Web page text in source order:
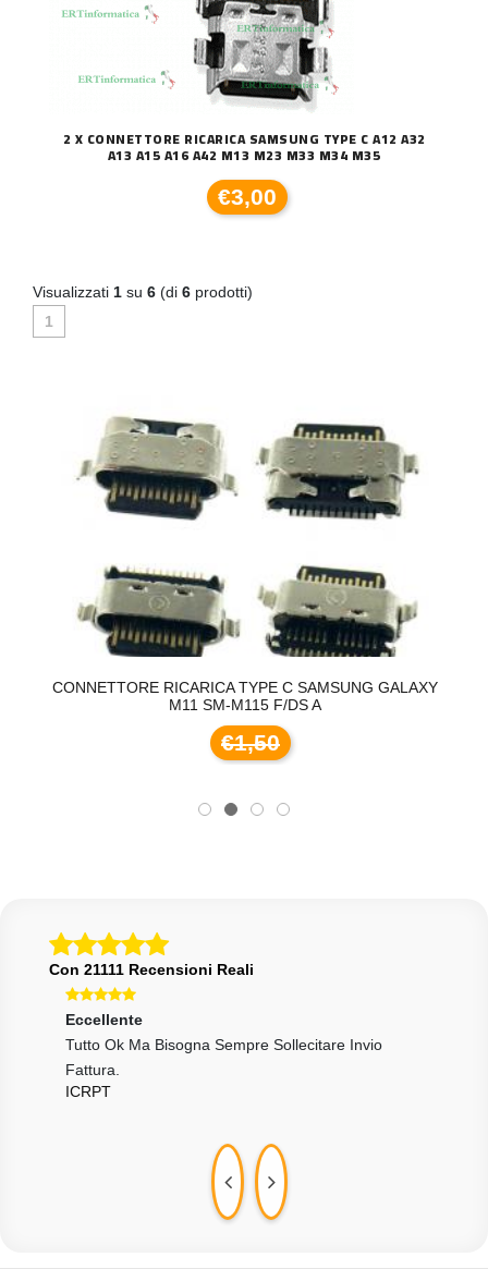
2 X CONNETTORE RICARICA SAMSUNG TYPE C A12 A32
A13 A15 A16 A42 M13 M23 M33 M34 M35
€3,00
Visualizzati 1 su 6 (di 6 prodotti)
1
CONNETTORE RICARICA TYPE C SAMSUNG GALAXY
M11 SM-M115 F/DS A
€1,50
Con 21111 Recensioni Reali
Eccellente
Tutto Ok Ma Bisogna Sempre Sollecitare Invio
Fattura.
ICRPT